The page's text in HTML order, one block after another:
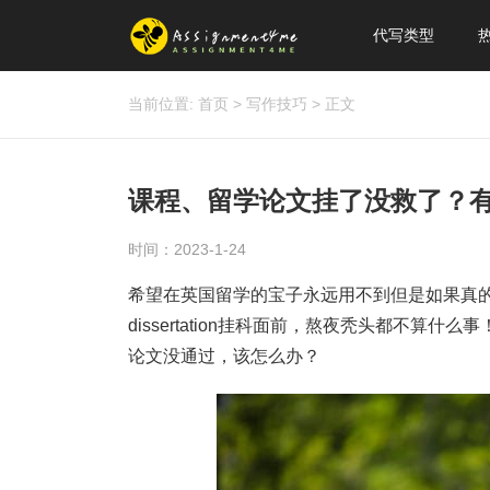
代写类型
当前位置: 首页 > 写作技巧 > 正文
课程、留学论文挂了没救了？
时间：2023-1-24
希望在英国留学的宝子永远用不到但是如果真
dissertation挂科面前，熬夜秃头都不算什么
论文没通过，该怎么办？